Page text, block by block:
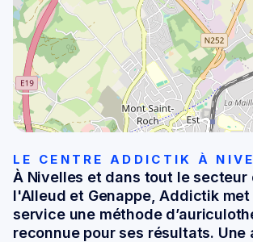
LE CENTRE ADDICTIK À
À Nivelles et dans tout le secteur
l'Alleud et Genappe, Addictik
service une méthode
reconnue pour ses résultats. Une